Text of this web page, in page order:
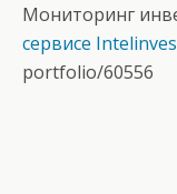
Мониторинг
сервисе
portfolio/60556